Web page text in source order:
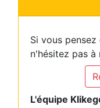
Si vous
n'hésitez pas à
L'équipe